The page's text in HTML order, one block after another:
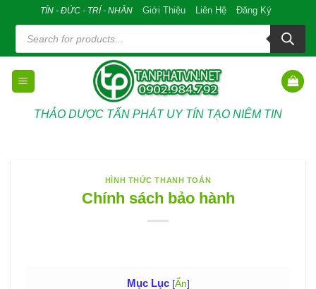
content
TÍN - ĐỨC - TRÍ - NHÂN Giới Thiệu Liên Hệ Đăng Ký
Tìm
kiếm
sản
phẩm
THẢO DƯỢC TẤN PHÁT UY TÍN TẠO NIÊM TIN
HÌNH THỨC THANH TOÁN
Chính sách bảo hành
Mục Lục [Ẩn]